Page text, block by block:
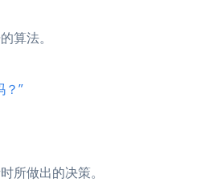
算法。
？”
所做出的决策。